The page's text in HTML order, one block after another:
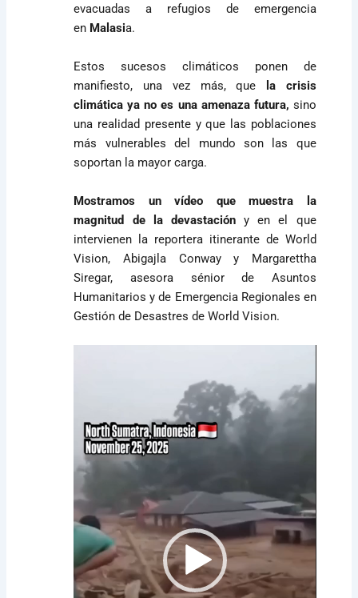
evacuadas a refugios de emergencia
en Malasia.
Estos sucesos climáticos ponen de
manifiesto, una vez más, que
la crisis
climática ya no es una amenaza futura, sino
una realidad presente y que las poblaciones
más vulnerables del mundo son las que
soportan la mayor carga.
Mostramos un vídeo que muestra la
magnitud de la devastacióny en el que
intervienen la reportera itinerante de World
Vision, Abigajla Conway y Margarettha
Siregar, asesora sénior de Asuntos
Humanitarios y de Emergencia Regionales en
Gestión de Desastres de World Vision.